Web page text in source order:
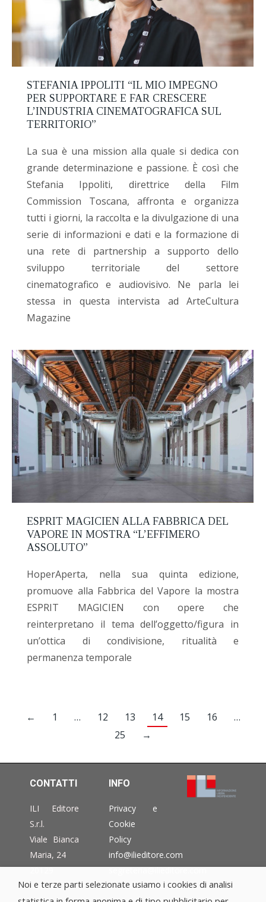
STEFANIA IPPOLITI “IL MIO IMPEGNO
PER SUPPORTARE E FAR CRESCERE
L’INDUSTRIA CINEMATOGRAFICA SUL
TERRITORIO”
La sua è una mission alla quale si dedica con
grande determinazione e passione. È così che
Stefania Ippoliti, direttrice della Film
Commission Toscana, affronta e organizza
tutti i giorni, la raccolta e la divulgazione di una
serie di informazioni e dati e la formazione di
una rete di partnership a supporto dello
sviluppo territoriale del settore
cinematografico e audiovisivo. Ne parla lei
stessa in questa intervista ad ArteCultura
Magazine
ESPRIT MAGICIEN ALLA FABBRICA DEL
VAPORE IN MOSTRA “L’EFFIMERO
ASSOLUTO”
HoperAperta, nella sua quinta edizione,
promuove alla Fabbrica del Vapore la mostra
ESPRIT MAGICIEN con opere che
reinterpretano il tema dell’oggetto/figura in
un’ottica di condivisione, ritualità e
permanenza temporale
← 1 … 12 13 14 15 16
…
25
→
CONTATTI
ILI Editore
S.r.l.
Viale Bianca
Maria, 24
20129
Milano –
INFO
Privacy e
Cookie
Policy
info@ilieditore.com
segreteria@ilieditore.com
eventi@ilieditore.com
Noi e terze parti selezionate usiamo i cookies di analisi